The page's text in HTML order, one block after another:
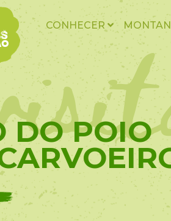
CONHECER
DO POIO